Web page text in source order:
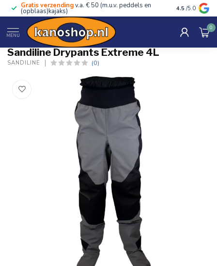
Gratis verzendingv.a. € 50 (m.u.v. peddels en
(opblaas)kajaks) Advies van
4.5 /5.0
MENU
0
Home / Drypants Extreme 4L
Sandiline Drypants Extreme 4L
SANDILINE (0)